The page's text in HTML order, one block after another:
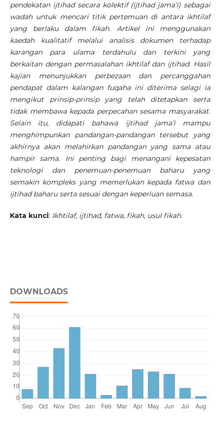
pendekatan ijtihad secara kolektif (ijtihad jama‘i) sebagai
wadah untuk mencari titik pertemuan di antara ikhtilaf
yang berlaku dalam fikah. Artikel ini menggunakan
kaedah kualitatif melalui analisis dokumen terhadap
karangan para ulama terdahulu dan terkini yang
berkaitan dengan permasalahan ikhtilaf dan ijtihad. Hasil
kajian menunjukkan perbezaan dan percanggahan
pendapat dalam kalangan fuqaha ini diterima selagi ia
mengikut prinsip-prinsip yang telah ditetapkan serta
tidak membawa kepada perpecahan sesama masyarakat.
Selain itu, didapati bahawa ijtihad jama‘i mampu
menghimpunkan pandangan-pandangan tersebut yang
akhirnya akan melahirkan pandangan yang sama atau
hampir sama. Ini penting bagi menangani kepesatan
teknologi dan penemuan-penemuan baharu yang
semakin kompleks yang memerlukan kepada fatwa dan
ijtihad baharu serta sesuai dengan keperluan semasa.
Kata kunci: Ikhtilaf, ijtihad, fatwa, fikah, usul fikah.
DOWNLOADS